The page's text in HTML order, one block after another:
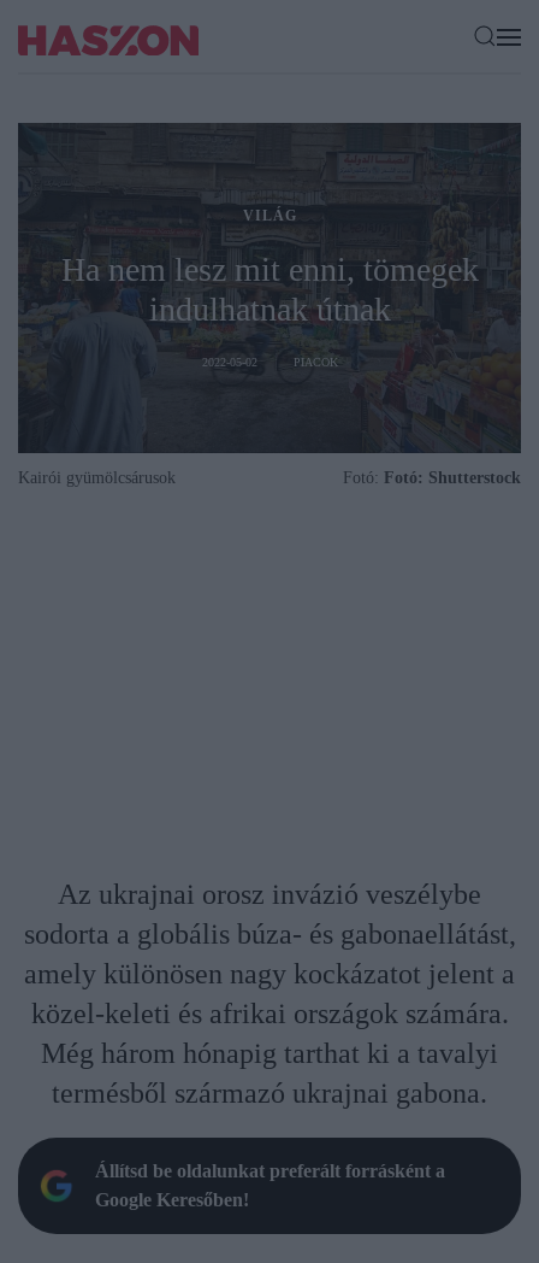
VILÁG
Ha nem lesz mit enni, tömegek
indulhatnak útnak
2022-05-02 PIACOK
Kairói gyümölcsárusok Fotó: Fotó: Shutterstock
Az ukrajnai orosz invázió veszélybe
sodorta a globális búza- és gabonaellátást,
amely különösen nagy kockázatot jelent a
közel-keleti és afrikai országok számára.
Még három hónapig tarthat ki a tavalyi
termésből származó ukrajnai gabona.
Állítsd be oldalunkat preferált forrásként a
Google Keresőben!